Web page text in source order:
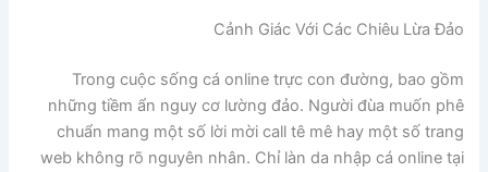
Cảnh Giác Với Các Chiêu Lừa Đảo
Trong cuộc sống cá online trực con đường, bao gồm
những tiềm ẩn nguy cơ lường đảo. Người đùa muốn phê
chuẩn mang một số lời mời call tê mê hay một số trang
web không rõ nguyên nhân. Chỉ làn da nhập cá online tại